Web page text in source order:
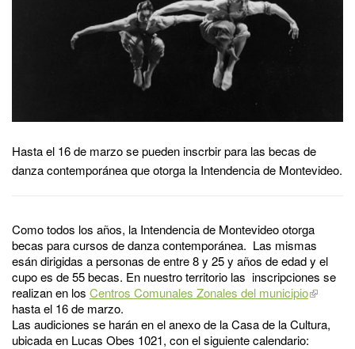
Hasta el 16 de marzo se pueden inscrbir para las becas de
danza contemporánea que otorga la Intendencia de Montevideo.
Como todos los años, la Intendencia de Montevideo otorga
becas para cursos de danza contemporánea. Las mismas
esán dirigidas a personas de entre 8 y 25 y años de edad y el
cupo es de 55 becas. En nuestro territorio las inscripciones se
realizan en los Centros Comunales Zonales del municipio
hasta el 16 de marzo.
Las audiciones se harán en el anexo de la Casa de la Cultura,
ubicada en Lucas Obes 1021, con el siguiente calendario: